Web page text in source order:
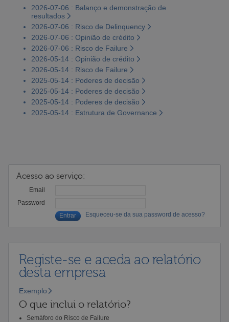
2026-07-06 : Balanço e demonstração de
resultados
2026-07-06 : Risco de Delinquency
2026-07-06 : Opinião de crédito
2026-07-06 : Risco de Failure
2026-05-14 : Opinião de crédito
2026-05-14 : Risco de Failure
2025-05-14 : Poderes de decisão
2025-05-14 : Poderes de decisão
2025-05-14 : Poderes de decisão
2025-05-14 : Estrutura de Governance
Acesso ao serviço:
Email
Password
Esqueceu-se da sua password de acesso?
Registe-se e aceda ao relatório
desta empresa
Exemplo
O que inclui o relatório?
Semáforo do Risco de Failure